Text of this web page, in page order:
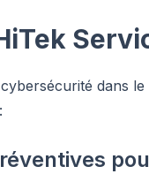
cybersécurité dans